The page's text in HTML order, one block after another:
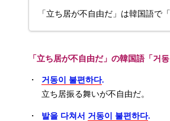
「立ち居が不自由だ」は韓国語で
「立ち居が不自由だ」の韓国語「거
・ 거동이 불편하다.
立ち居振る舞いが不自由だ。
・ 발을 다쳐서 거동이 불편하다.